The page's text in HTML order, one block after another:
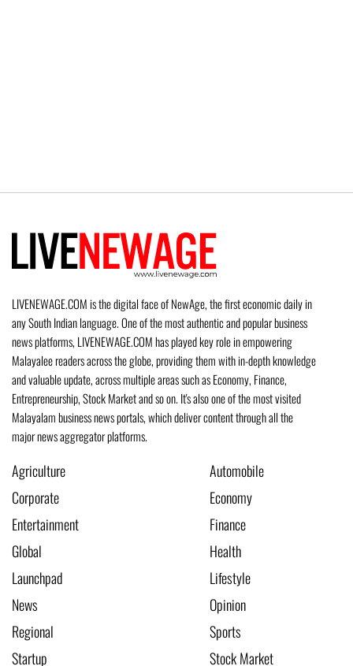
LIVENEWAGE.COM is the digital face of NewAge, the first economic daily in
any South Indian language. One of the most authentic and popular business
news platforms, LIVENEWAGE.COM has played key role in empowering
Malayalee readers across the globe, providing them with in-depth knowledge
and valuable update, across multiple areas such as Economy, Finance,
Entrepreneurship, Stock Market and so on. It's also one of the most visited
Malayalam business news portals, which deliver content through all the
major news aggregator platforms.
Agriculture
Automobile
Corporate
Economy
Entertainment
Finance
Global
Health
Launchpad
Lifestyle
News
Opinion
Regional
Sports
Startup
Stock Market